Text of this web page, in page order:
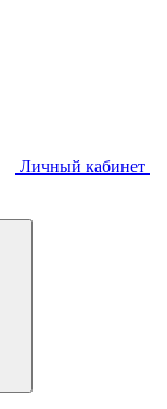
Личный кабинет